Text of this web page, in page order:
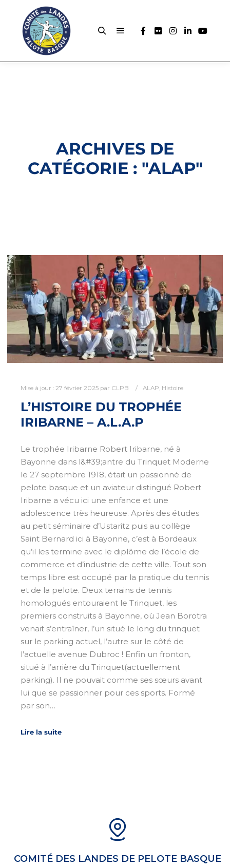
ARCHIVES DE
CATÉGORIE : "ALAP"
Mise à jour : 27 février 2025 par CLPB ALAP, Histoire
L’HISTOIRE DU TROPHÉE
IRIBARNE – A.L.A.P
Le trophée Iribarne Robert Iribarne, né à
Bayonne dans l&#39;antre du Trinquet Moderne
le 27 septembre 1918, était un passionné de
pelote basque et un aviateur distingué Robert
Iribarne a vécu ici une enfance et une
adolescence très heureuse. Après des études
au petit séminaire d’Ustaritz puis au collège
Saint Bernard ici à Bayonne, c’est à Bordeaux
qu’il les termine avec le diplôme de l’école de
commerce et d’industrie de cette ville. Tout son
temps libre est occupé par la pratique du tennis
et de la pelote. Deux terrains de tennis
homologués entouraient le Trinquet, les
premiers construits à Bayonne, où Jean Borotra
venait s’entraîner, l’un situé le long du trinquet
sur le parking actuel, l’autre sur le côté de
l’actuelle avenue Dubroc ! Enfin un fronton,
situé à l’arrière du Trinquet(actuellement
parking). Il ne pouvait comme ses sœurs avant
lui que se passionner pour ces sports. Formé
par son…
Lire la suite
COMITÉ DES LANDES DE PELOTE BASQUE